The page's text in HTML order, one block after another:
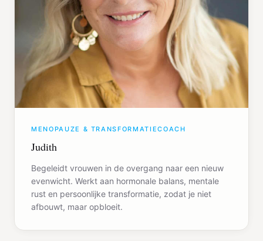
MENOPAUZE & TRANSFORMATIECOACH
Judith
Begeleidt vrouwen in de overgang naar een nieuw
evenwicht. Werkt aan hormonale balans, mentale
rust en persoonlijke transformatie, zodat je niet
afbouwt, maar opbloeit.